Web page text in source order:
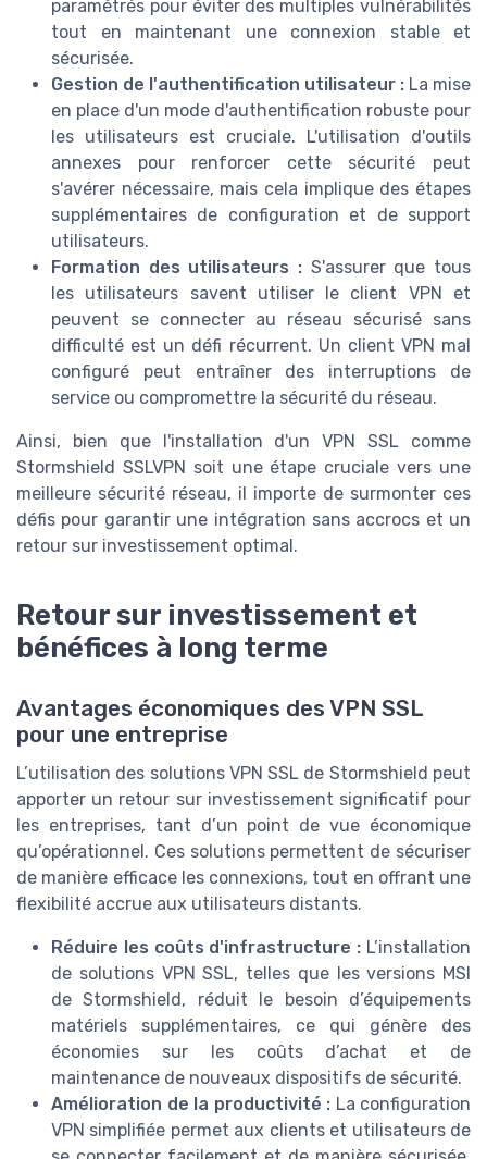
paramétrés pour éviter des multiples vulnérabilités
tout en maintenant une connexion stable et
sécurisée.
Gestion de l'authentification utilisateur : La mise
en place d'un mode d'authentification robuste pour
les utilisateurs est cruciale. L'utilisation d'outils
annexes pour renforcer cette sécurité peut
s'avérer nécessaire, mais cela implique des étapes
supplémentaires de configuration et de support
utilisateurs.
Formation des utilisateurs : S'assurer que tous
les utilisateurs savent utiliser le client VPN et
peuvent se connecter au réseau sécurisé sans
difficulté est un défi récurrent. Un client VPN mal
configuré peut entraîner des interruptions de
service ou compromettre la sécurité du réseau.
Ainsi, bien que l'installation d'un VPN SSL comme
Stormshield SSLVPN soit une étape cruciale vers une
meilleure sécurité réseau, il importe de surmonter ces
défis pour garantir une intégration sans accrocs et un
retour sur investissement optimal.
Retour sur investissement et
bénéfices à long terme
Avantages économiques des VPN SSL
pour une entreprise
L’utilisation des solutions VPN SSL de Stormshield peut
apporter un retour sur investissement significatif pour
les entreprises, tant d’un point de vue économique
qu’opérationnel. Ces solutions permettent de sécuriser
de manière efficace les connexions, tout en offrant une
flexibilité accrue aux utilisateurs distants.
Réduire les coûts d'infrastructure : L’installation
de solutions VPN SSL, telles que les versions MSI
de Stormshield, réduit le besoin d’équipements
matériels supplémentaires, ce qui génère des
économies sur les coûts d’achat et de
maintenance de nouveaux dispositifs de sécurité.
Amélioration de la productivité : La configuration
VPN simplifiée permet aux clients et utilisateurs de